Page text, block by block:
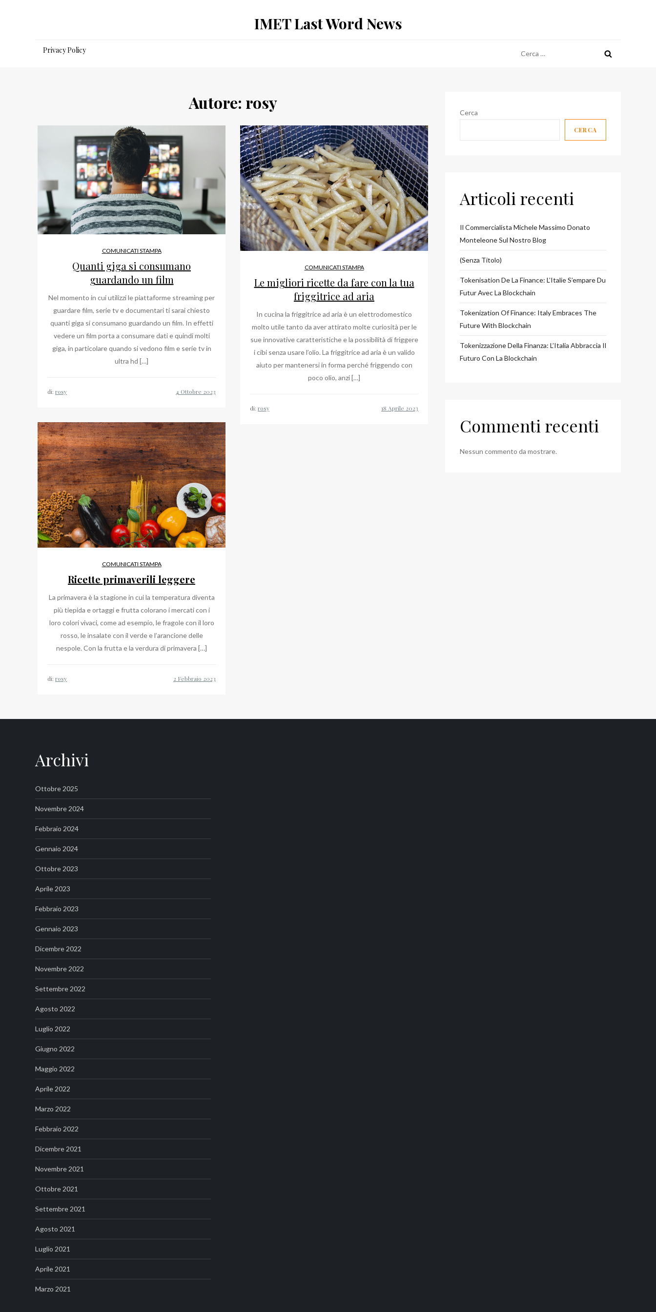
IMET Last Word News
Privacy Policy
per:
Autore: rosy
COMUNICATI STAMPA
Quanti giga si consumano
guardando un film
Nel momento in cui utilizzi le piattaforme streaming per
guardare film, serie tv e documentari ti sarai chiesto
quanti giga si consumano guardando un film. In effetti
vedere un film porta a consumare dati e quindi molti
giga, in particolare quando si vedono film e serie tv in
ultra hd […]
di: rosy
COMUNICATI STAMPA
Le migliori ricette da fare con la tua
friggitrice ad aria
In cucina la friggitrice ad aria è un elettrodomestico
molto utile tanto da aver attirato molte curiosità per le
sue innovative caratteristiche e la possibilità di friggere
i cibi senza usare l’olio. La friggitrice ad aria è un valido
aiuto per mantenersi in forma perché friggendo con
poco olio, anzi […]
di: rosy
COMUNICATI STAMPA
Ricette primaverili leggere
La primavera è la stagione in cui la temperatura diventa
più tiepida e ortaggi e frutta colorano i mercati con i
loro colori vivaci, come ad esempio, le fragole con il loro
rosso, le insalate con il verde e l’arancione delle
nespole. Con la frutta e la verdura di primavera […]
di: rosy
Cerca
CERCA
Articoli recenti
Il Commercialista Michele Massimo Donato
Monteleone Sul Nostro Blog
(senza Titolo)
Tokenisation De La Finance: L’Italie S’empare Du
Futur Avec La Blockchain
Tokenization Of Finance: Italy Embraces The
Future With Blockchain
Tokenizzazione Della Finanza: L’Italia Abbraccia Il
Futuro Con La Blockchain
Commenti recenti
Nessun commento da mostrare.
Archivi
Ottobre 2025
Novembre 2024
Febbraio 2024
Gennaio 2024
Ottobre 2023
Aprile 2023
Febbraio 2023
Gennaio 2023
Dicembre 2022
Novembre 2022
Settembre 2022
Agosto 2022
Luglio 2022
Giugno 2022
Maggio 2022
Aprile 2022
Marzo 2022
Febbraio 2022
Dicembre 2021
Novembre 2021
Ottobre 2021
Settembre 2021
Agosto 2021
Luglio 2021
Aprile 2021
Marzo 2021